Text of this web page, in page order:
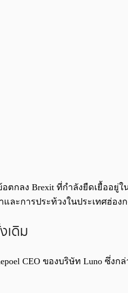
ตกลง Brexit ที่กำลังยืดเยื้อ
ละการประท้วงในประเทศฮ่องก
เดิม
CEO ของบริษัท Luno ซึ่งกล่